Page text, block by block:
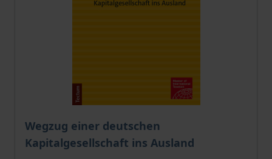
Wegzug einer deutschen
Kapitalgesellschaft ins Ausland
Der Preis dieses Titels richtet sich nach der